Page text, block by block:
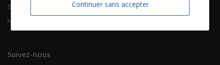
Songbooks
Nouvelles partitions
Mentions légales
Suivez-nous
Continuer sans accepter